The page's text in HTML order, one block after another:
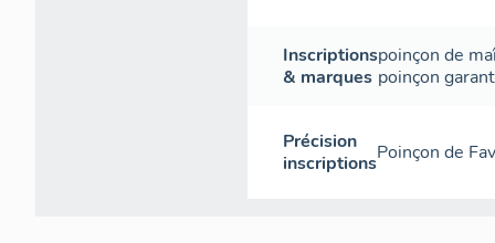
Inscriptions
& marques
poinçon de
poinçon
Précision
inscriptionsPoinçon de